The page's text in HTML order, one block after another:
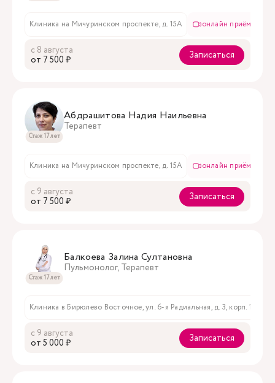
Клиника на Мичуринском проспекте, д. 15А онлайн приём
с 8 августа
oт 7 500 ₽
Записаться
Стаж 17 лет
Абдрашитова Надия Наильевна
Терапевт
Клиника на Мичуринском проспекте, д. 15А онлайн приём
с 9 августа
oт 7 500 ₽
Записаться
Стаж 17 лет
Балкоева Залина Султановна
Пульмонолог, Терапевт
Клиника в Бирюлево Восточное, ул. 6-я Радиальная, д. 3, корп. 1
с 9 августа
oт 5 000 ₽
Записаться